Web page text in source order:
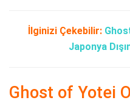
İlginizi Çekebilir:
Japonya
Ghost of Yotei